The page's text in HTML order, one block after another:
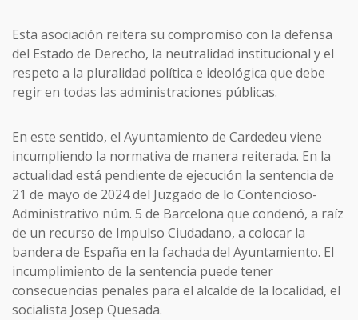
Esta asociación reitera su compromiso con la defensa
del Estado de Derecho, la neutralidad institucional y el
respeto a la pluralidad política e ideológica que debe
regir en todas las administraciones públicas.
En este sentido, el Ayuntamiento de Cardedeu viene
incumpliendo la normativa de manera reiterada. En la
actualidad está pendiente de ejecución la sentencia de
21 de mayo de 2024 del Juzgado de lo Contencioso-
Administrativo núm. 5 de Barcelona que condenó, a raíz
de un recurso de Impulso Ciudadano, a colocar la
bandera de España en la fachada del Ayuntamiento. El
incumplimiento de la sentencia puede tener
consecuencias penales para el alcalde de la localidad, el
socialista Josep Quesada.